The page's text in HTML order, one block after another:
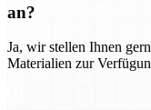
an?
Ja, wir stellen Ihnen
Materialien zur